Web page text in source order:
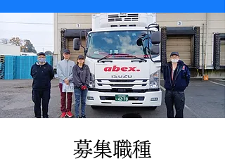
​募集職種